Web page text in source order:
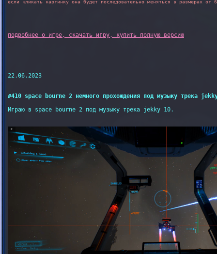
если кликать картинку она будет последовательно меняться в размерах от
22.06.2023
#410 space bourne 2 немного прохождения под музыку трека
Играю в space bourne 2 под музыку трека jekky 10.